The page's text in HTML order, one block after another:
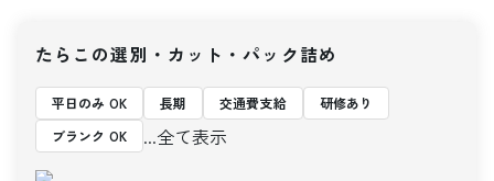
たらこの選別・カット・パック詰め
平日のみ OK 長期 交通費支給
研修あり
ブランク OK
...全て表示